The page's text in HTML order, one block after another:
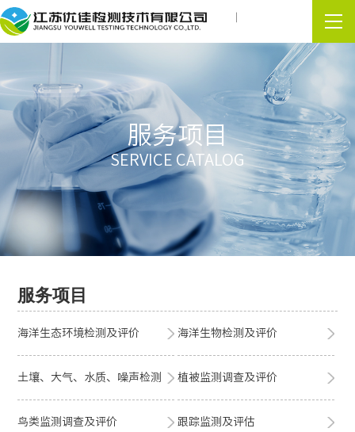
服务项目
SERVICE CATALOG
服务项目
海洋生态环境检测及评价 海洋生物检测及评价
土壤、大气、水质、噪声检测 植被监测调查及评价
鸟类监测调查及评价 跟踪监测及评估